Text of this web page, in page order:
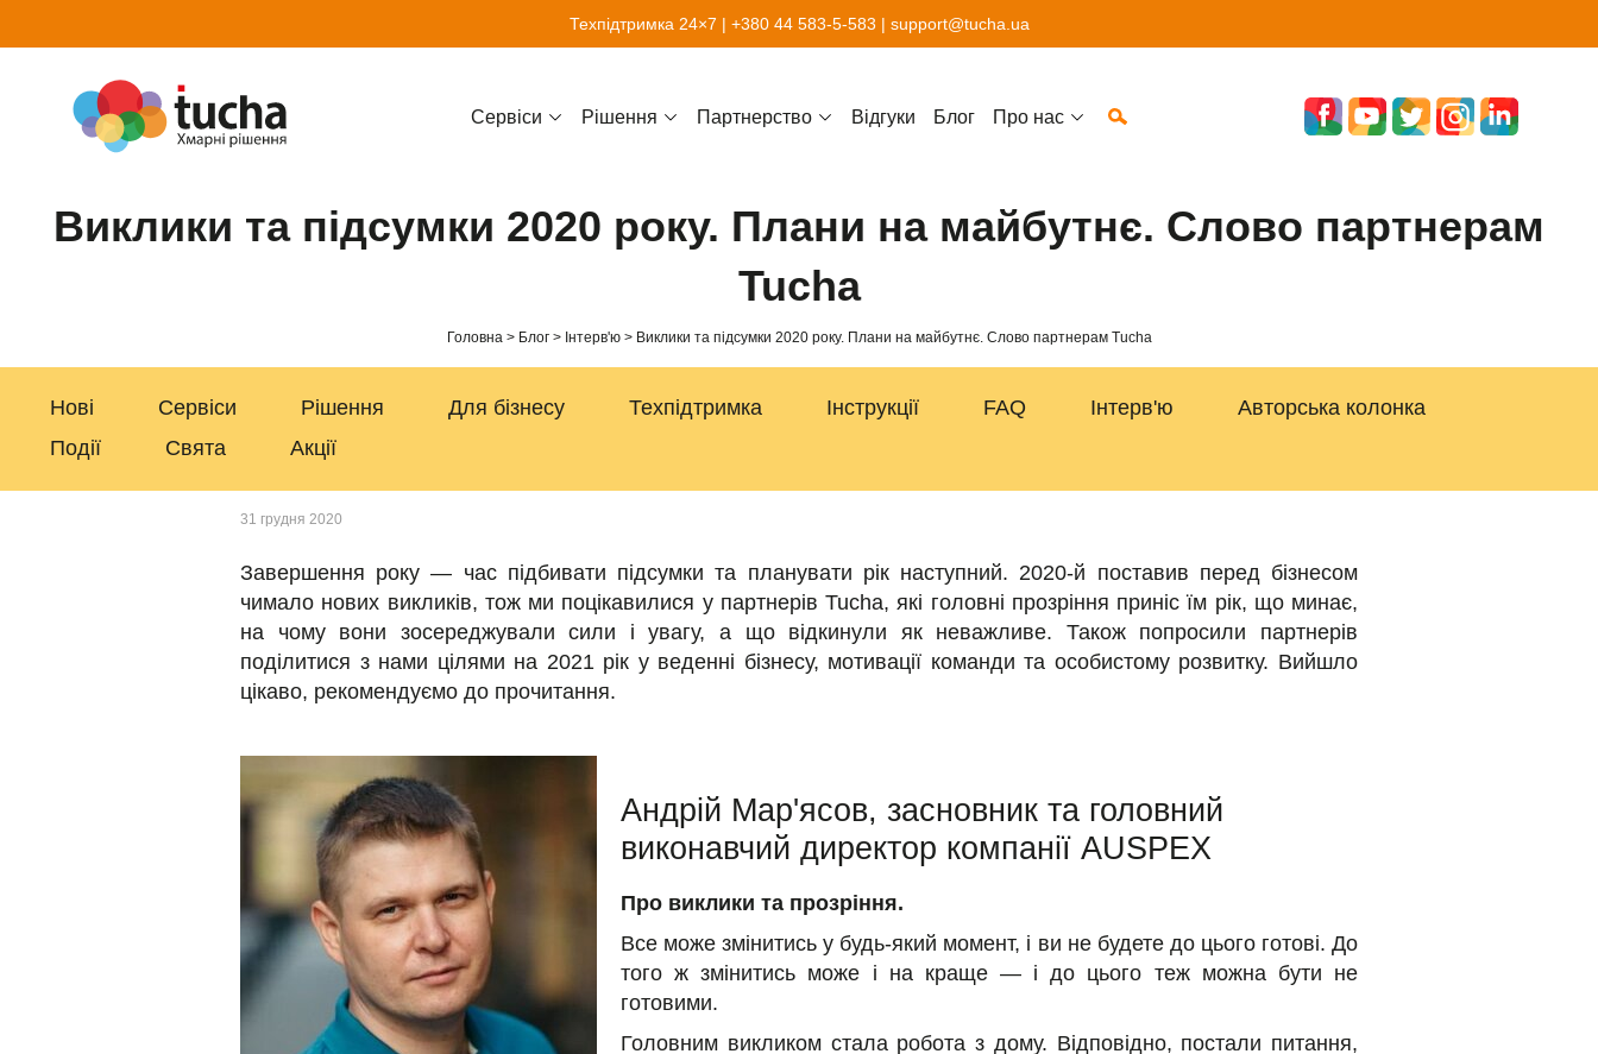
Техпідтримка 24×7 | +380 44 583-5-583 | support@tucha.ua
Cервіси Рішення Партнерство Відгуки Блог Про нас
Виклики та підсумки 2020 року. Плани на майбутнє. Слово партнерам
Tucha
Головна Блог Інтерв'ю Виклики та підсумки 2020 року. Плани на майбутнє. Слово партнерам Tucha
Нові Сервіси Рішення Для бізнесу Техпідтримка Інструкції FAQ Інтерв'ю
Авторська колонка
Події
Свята Акції
31 грудня 2020
Завершення року — час підбивати підсумки та планувати рік наступний. 2020-й поставив перед бізнесом
чимало нових викликів, тож ми поцікавилися у партнерів Tucha, які головні прозріння приніс їм рік, що минає,
на чому вони зосереджували сили і увагу, а що відкинули як неважливе. Також попросили партнерів
поділитися з нами цілями на 2021 рік у веденні бізнесу, мотивації команди та особистому розвитку. Вийшло
цікаво, рекомендуємо до прочитання.
Андрій Мар'ясов, засновник та головний
виконавчий директор компанії AUSPEX
Про виклики та прозріння.
Все може змінитись у будь-який момент, і ви не будете до цього готові. До
того ж змінитись може і на краще — і до цього теж можна бути не
готовими.
Головним викликом стала робота з дому. Відповідно, постали питання,